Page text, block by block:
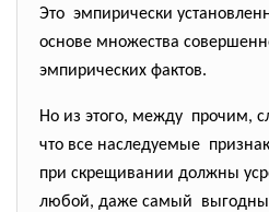
Это эмпирически
основе множества
эмпирических фактов.
Но из этого, между прочим,
что все наследуемые
при скрещивании должны
любой, даже самый